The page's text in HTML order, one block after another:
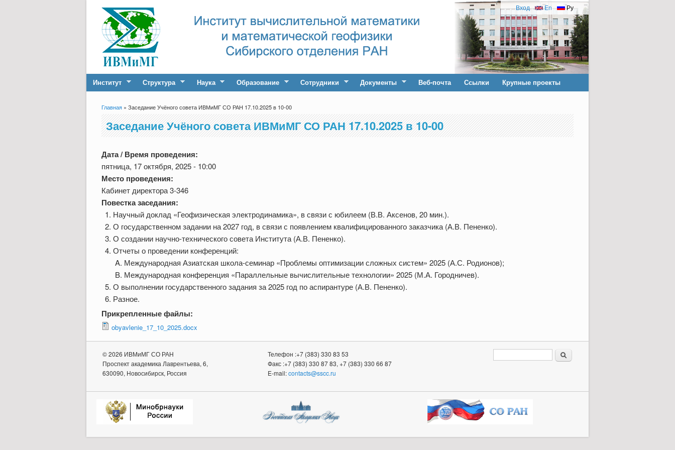
Ру
En
Вход
Институт Структура Наука Образование Сотрудники Документы Веб-почта Ссылки Крупные проекты
Вы здесь
Главная » Заседание Учёного совета ИВМиМГ СО РАН 17.10.2025 в 10-00
Заседание Учёного совета ИВМиМГ СО РАН 17.10.2025 в 10-00
Дата / Время проведения:
пятница, 17 октября, 2025 - 10:00
Место проведения:
Кабинет директора 3-346
Повестка заседания:
Научный доклад «Геофизическая электродинамика», в связи с юбилеем (В.В. Аксенов, 20 мин.).
О государственном задании на 2027 год, в связи с появлением квалифицированного заказчика (А.В. Пененко).
О создании научно-технического совета Института (А.В. Пененко).
Отчеты о проведении конференций:
Международная Азиатская школа-семинар «Проблемы оптимизации сложных систем» 2025 (А.С. Родионов);
Международная конференция «Параллельные вычислительные технологии» 2025 (М.А. Городничев).
О выполнении государственного задания за 2025 год по аспирантуре (А.В. Пененко).
Разное.
Прикрепленные файлы:
obyavlenie_17_10_2025.docx
© 2026 ИВМиМГ СО РАН
Проспект академика Лаврентьева, 6,
630090, Новосибирск, Россия
Телефон :+7 (383) 330 83 53
Факс :+7 (383) 330 87 83, +7 (383) 330 66 87
E-mail:contacts@sscc.ru
Форма поиска